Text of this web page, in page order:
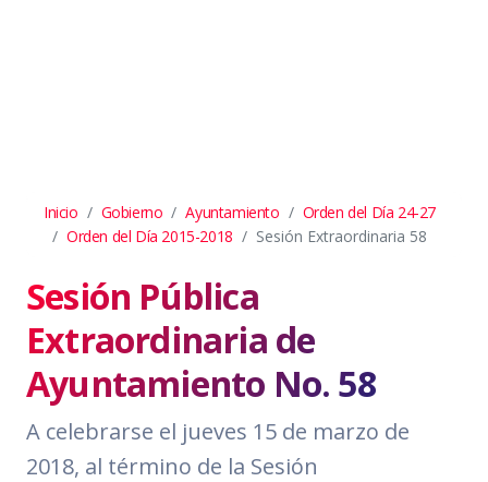
Inicio Gobierno Ayuntamiento
Orden del Día 24-27
Orden del Día 2015-2018
Sesión Extraordinaria 58
Sesión Pública
Extraordinaria de
Ayuntamiento No. 58
A celebrarse el jueves 15 de marzo de
2018, al término de la Sesión